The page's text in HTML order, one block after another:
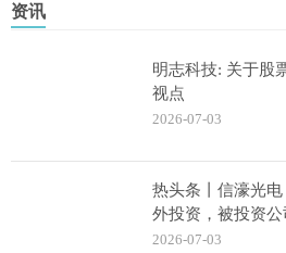
资讯
明志科技: 关于股
视点
2026-07-03
热头条丨信濠光
外投资，被投资
技有限公司
2026-07-03